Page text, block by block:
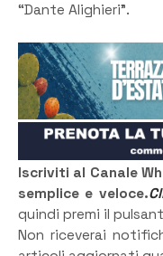
“Dante Alighieri”.
Iscriviti al Canale
semplice e veloce.
quindi premi il
Non riceverai